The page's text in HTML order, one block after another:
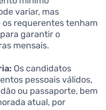
variar, mas
requerentes tenham
garantir o
mensais.
Os candidatos
pessoais válidos,
ou passaporte, bem
atual, por